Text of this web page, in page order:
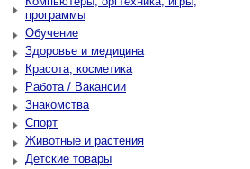
программы
Обучение
Здоровье и медицина
Красота, косметика
Работа / Вакансии
Знакомства
Спорт
Животные и растения
Детские товары